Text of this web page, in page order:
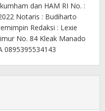
dan HAM RI No. :
Notaris : Budiharto
Redaksi : Lexie
No. 84 Kleak Manado
0895395534143